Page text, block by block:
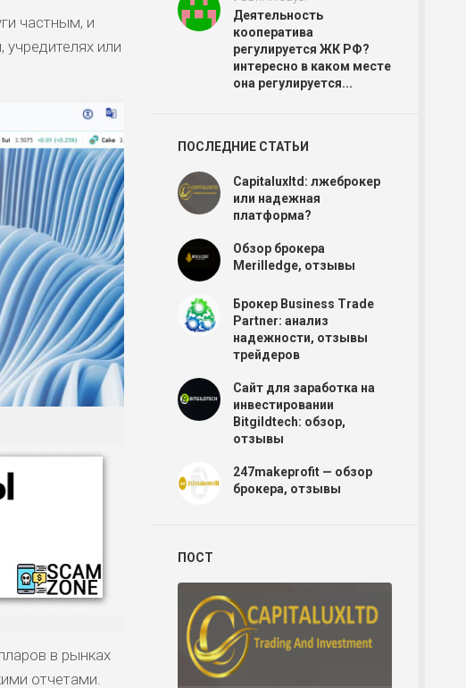
частным, и
или
в рынках
отчетами.
Деятельность
кооператива
регулируется ЖК РФ?
интересно в каком месте
она регулируется...
ПОСЛЕДНИЕ СТАТЬИ
Capitaluxltd: лжеброкер
или надежная
платформа?
Обзор брокера
Merilledge, отзывы
Брокер Business Trade
Partner: анализ
надежности, отзывы
трейдеров
Сайт для заработка на
инвестировании
Bitgildtech: обзор,
отзывы
247makeprofit — обзор
брокера, отзывы
ПОСТ